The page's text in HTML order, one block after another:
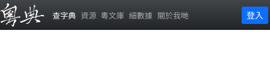
查字典 資源 粵文庫 細數據 關於我哋 登入